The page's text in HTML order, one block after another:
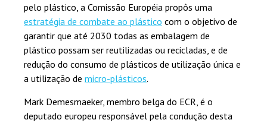
pelo plástico, a Comissão Européia propôs uma
estratégia de combate ao plástico com o objetivo de
garantir que até 2030 todas as embalagem de
plástico possam ser reutilizadas ou recicladas, e de
redução do consumo de plásticos de utilização única e
a utilização de micro-plásticos.
Mark Demesmaeker, membro belga do ECR, é o
deputado europeu responsável pela condução desta